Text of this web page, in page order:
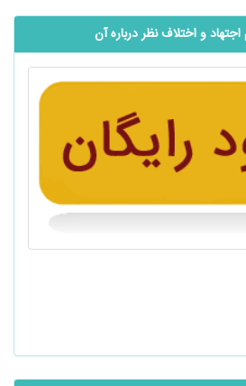
و اختلاف نظر درباره آن